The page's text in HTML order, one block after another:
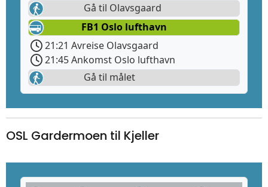
Gå til Olavsgaard
FB1 Oslo lufthavn
21:21 Avreise Olavsgaard
21:45 Ankomst Oslo lufthavn
Gå til målet
OSL Gardermoen til Kjeller